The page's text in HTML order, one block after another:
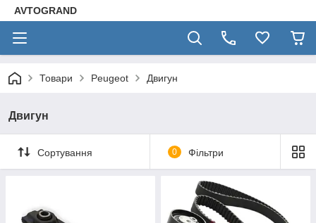
AVTOGRAND
Товари Peugeot Двигун
Двигун
Сортування 0 Фільтри